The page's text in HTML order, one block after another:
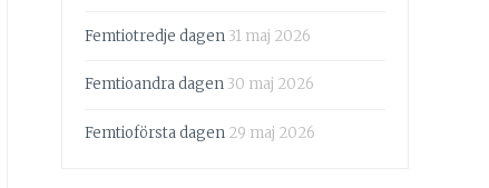
Femtiotredje dagen 31 maj 2026
Femtioandra dagen 30 maj 2026
Femtioförsta dagen 29 maj 2026